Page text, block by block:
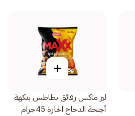
+
ليز ماكس رقائق بطاطس بنكهة
أجنحة الدجاج الحارة 45جرام